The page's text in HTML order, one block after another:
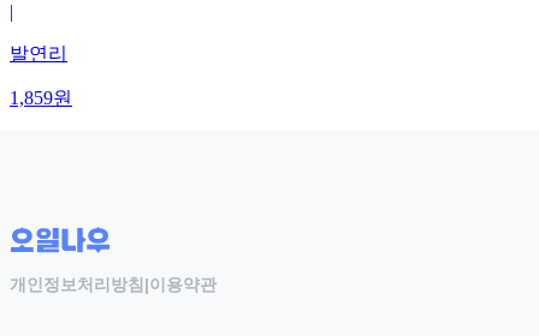
|
발연리
1,859원
개인정보처리방침 |이용약관